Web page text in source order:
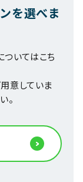
を選べま
いてはこち
意していま
。